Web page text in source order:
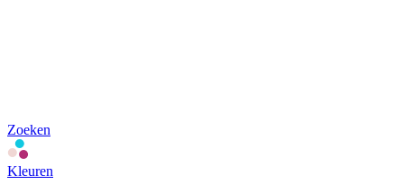
Zoeken
Kleuren